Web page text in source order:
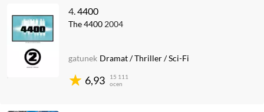
4.4400
The 4400 2004
6,93
15 111
ocen
gatunek Dramat/Thriller/Sci-Fi